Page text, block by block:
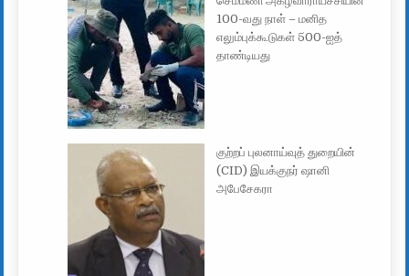
100-வது நாள் – மனித
எலும்புக்கூடுகள் 500-ஐத்
தாண்டியது
குற்றப் புலனாய்வுத் துறையின்
(CID) இயக்குநர் ஷானி
அபேசேகரா